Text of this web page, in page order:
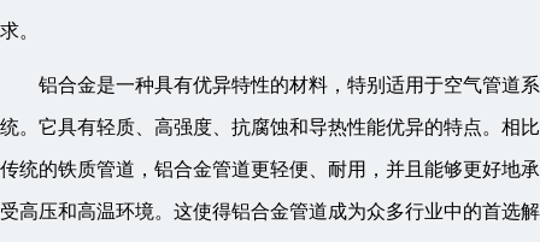
求。
铝合金是一种具有优异特性的材料，特别适用于空气管道系
统。它具有轻质、高强度、抗腐蚀和导热性能优异的特点。相比
传统的铁质管道，铝合金管道更轻便、耐用，并且能够更好地承
受高压和高温环境。这使得铝合金管道成为众多行业中的首选解